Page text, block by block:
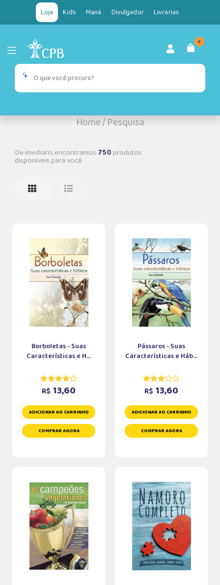
Loja Kids Maná Divulgador Livrarias
0
Home/Pesquisa
De imediato, encontramos 750produtos
disponíveis para você
Borboletas - Suas
Características e H...
R$ 13,60
ADICIONAR AO CARRINHO
COMPRAR AGORA
Pássaros - Suas
Características e Háb...
R$ 13,60
ADICIONAR AO CARRINHO
COMPRAR AGORA